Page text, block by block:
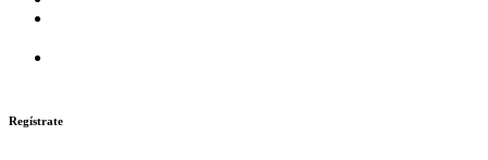
Regístrate